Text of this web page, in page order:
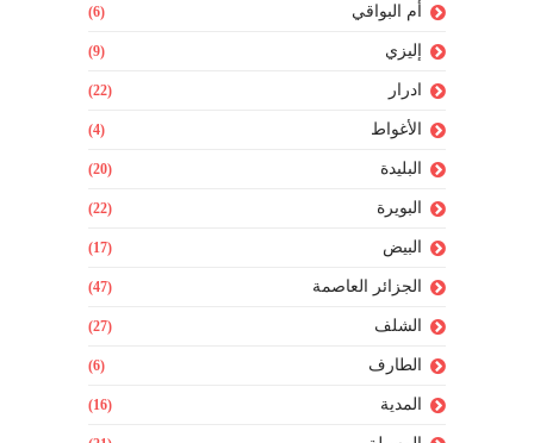
أم البواقي (6)
إليزي (9)
ادرار (22)
الأغواط (4)
البليدة (20)
البويرة (22)
البيض (17)
الجزائر العاصمة (47)
الشلف (27)
الطارف (6)
المدية (16)